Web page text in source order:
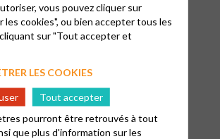
vous pouvez cliquer sur
les cookies", ou bien accepter tous les
sur "Tout accepter et
LES COOKIES
Tout accepter
pourront être retrouvés à tout
que plus d'information sur les